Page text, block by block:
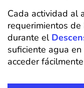
Cada actividad al
requerimientos de
durante el
suficiente agua
acceder